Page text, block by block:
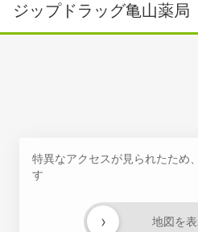
ジップドラッグ亀山薬局
特異なアクセスが見られたため
す
地図を
›